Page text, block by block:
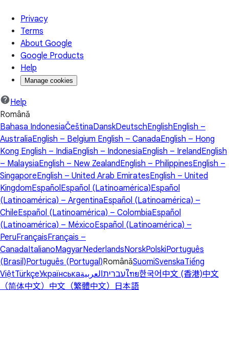
Privacy
Terms
About Google
Google Products
Help
Manage cookies
Help
Română
Bahasa IndonesiaČeštinaDanskDeutschEnglishEnglish –
AustraliaEnglish – Belgium English – CanadaEnglish – Hong
Kong English – IndiaEnglish – IndonesiaEnglish – IrelandEnglish
– MalaysiaEnglish – New ZealandEnglish – PhilippinesEnglish –
SingaporeEnglish – United Arab EmiratesEnglish – United
KingdomEspañolEspañol (Latinoamérica)Español
(Latinoamérica) – ArgentinaEspañol (Latinoamérica) –
ChileEspañol (Latinoamérica) – ColombiaEspañol
(Latinoamérica) – MéxicoEspañol (Latinoamérica) –
PeruFrançaisFrançais –
CanadaItalianoMagyarNederlandsNorskPolskiPortuguês
(Brasil)Português (Portugal)RomânăSuomiSvenskaTiếng
ViệtTürkçeУкраїнська עבריתالعربية ไทย한국어 中文 (香港)中文
（简体中文） 中文（繁體中文） 日本語